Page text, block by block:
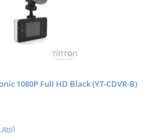
1080P Full HD Black (YT-CDVR-B)